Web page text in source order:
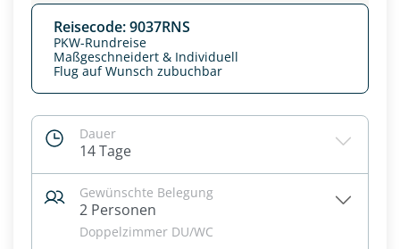
Reisecode: 9037RNS
PKW-Rundreise
Maßgeschneidert & Individuell
Flug auf Wunsch zubuchbar
Dauer
14 Tage
Gewünschte Belegung
2 Personen
Doppelzimmer DU/WC
Datenschutz & Transparenz ist uns sehr wichtig!